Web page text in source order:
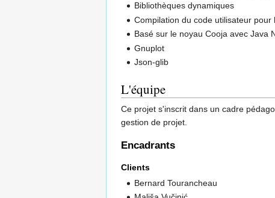
Bibliothèques dynamiques
Compilation du code utilisateur pour
Basé sur le noyau Cooja avec Java
Gnuplot
Json-glib
L'équipe
Ce projet s'inscrit dans un cadre
gestion de projet.
Encadrants
Clients
Bernard Tourancheau